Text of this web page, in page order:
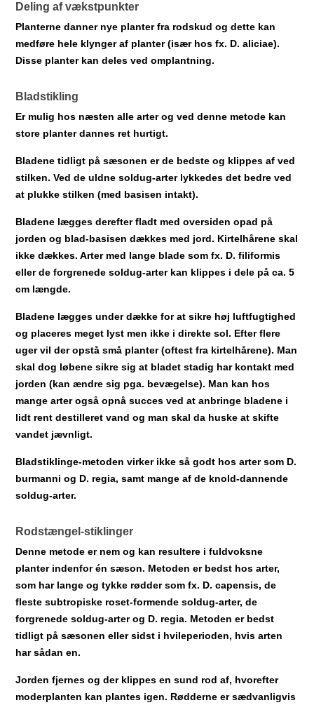
Deling af vækstpunkter
Planterne danner nye planter fra rodskud og dette kan
medføre hele klynger af planter (især hos fx. D. aliciae).
Disse planter kan deles ved omplantning.
Bladstikling
Er mulig hos næsten alle arter og ved denne metode kan
store planter dannes ret hurtigt.
Bladene tidligt på sæsonen er de bedste og klippes af ved
stilken. Ved de uldne soldug-arter lykkedes det bedre ved
at plukke stilken (med basisen intakt).
Bladene lægges derefter fladt med oversiden opad på
jorden og blad-basisen dækkes med jord. Kirtelhårene skal
ikke dækkes. Arter med lange blade som fx. D. filiformis
eller de forgrenede soldug-arter kan klippes i dele på ca. 5
cm længde.
Bladene lægges under dække for at sikre høj luftfugtighed
og placeres meget lyst men ikke i direkte sol. Efter flere
uger vil der opstå små planter (oftest fra kirtelhårene). Man
skal dog løbene sikre sig at bladet stadig har kontakt med
jorden (kan ændre sig pga. bevægelse). Man kan hos
mange arter også opnå succes ved at anbringe bladene i
lidt rent destilleret vand og man skal da huske at skifte
vandet jævnligt.
Bladstiklinge-metoden virker ikke så godt hos arter som D.
burmanni og D. regia, samt mange af de knold-dannende
soldug-arter.
Rodstængel-stiklinger
Denne metode er nem og kan resultere i fuldvoksne
planter indenfor én sæson. Metoden er bedst hos arter,
som har lange og tykke rødder som fx. D. capensis, de
fleste subtropiske roset-formende soldug-arter, de
forgrenede soldug-arter og D. regia. Metoden er bedst
tidligt på sæsonen eller sidst i hvileperioden, hvis arten
har sådan en.
Jorden fjernes og der klippes en sund rod af, hvorefter
moderplanten kan plantes igen. Rødderne er sædvanligvis